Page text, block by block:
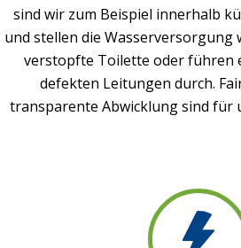
sind wir zum Beispiel innerhalb
und stellen die Wasserversorgung
verstopfte Toilette oder führen
defekten Leitungen durch.
transparente Abwicklung sind für